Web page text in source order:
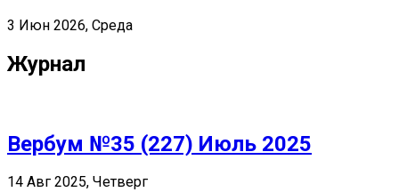
3 Июн 2026, Среда
Журнал
Вербум №35 (227) Июль 2025
14 Авг 2025, Четверг